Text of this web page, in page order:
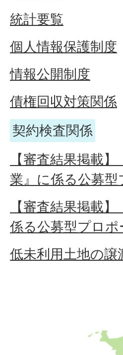
統計要覧
個人情報保護制度
情報公開制度
債権回収対策関係
契約検査関係
【審査結果掲載
業』に係る公募
【審査結果掲載
係る公募型プロ
低未利用土地の譲